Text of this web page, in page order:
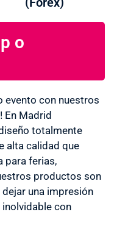
o
evento con nuestros
En Madrid
totalmente
alta calidad que
para ferias,
productos son
una impresión
inolvidable con